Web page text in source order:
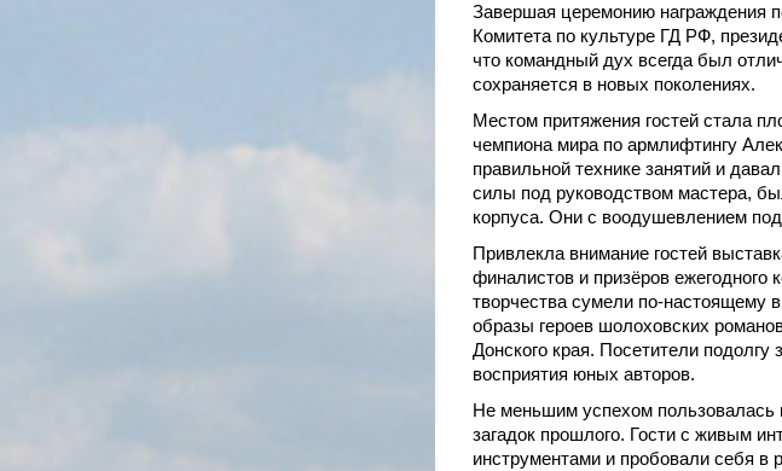
Завершая церемонию награждения
Комитета по культуре ГД РФ,
что командный дух всегда был
сохраняется в новых поколениях.
Местом притяжения гостей стала
чемпиона мира по армлифтингу
правильной технике занятий и
силы под руководством мастера,
корпуса. Они с воодушевлением
Привлекла внимание гостей
финалистов и призёров
творчества сумели по-настоящему
образы героев шолоховских
Донского края. Посетители
восприятия юных авторов.
Не меньшим успехом пользовалась
загадок прошлого. Гости с живым
инструментами и пробовали себя в